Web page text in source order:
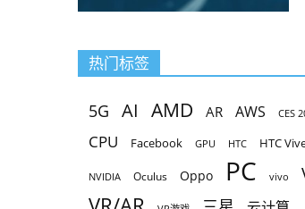
热门标签
5G AI AMD AR AWS CES
CPU Facebook GPU HTC HTC
NVIDIA Oculus Oppo PC vivo